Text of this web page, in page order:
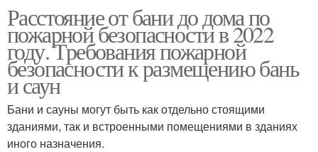
Расстояние от бани до дома по
пожарной безопасности в 2022
году. Требования пожарной
безопасности к размещению бань
и саун
Бани и сауны могут быть как отдельно стоящими
зданиями, так и встроенными помещениями в зданиях
иного назначения.